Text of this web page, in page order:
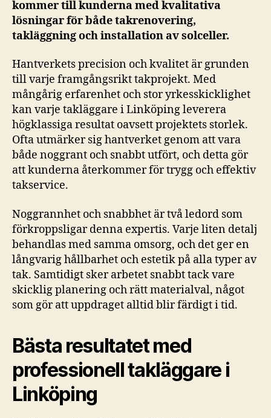
kommer till kunderna med kvalitativa
lösningar för både takrenovering,
takläggning och installation av solceller.
Hantverkets precision och kvalitet är grunden
till varje framgångsrikt takprojekt. Med
mångårig erfarenhet och stor yrkesskicklighet
kan varje takläggare i Linköping leverera
högklassiga resultat oavsett projektets storlek.
Ofta utmärker sig hantverket genom att vara
både noggrant och snabbt utfört, och detta gör
att kunderna återkommer för trygg och effektiv
takservice.
Noggrannhet och snabbhet är två ledord som
förkroppsligar denna expertis. Varje liten detalj
behandlas med samma omsorg, och det ger en
långvarig hållbarhet och estetik på alla typer av
tak. Samtidigt sker arbetet snabbt tack vare
skicklig planering och rätt materialval, något
som gör att uppdraget alltid blir färdigt i tid.
Bästa resultatet med
professionell takläggare i
Linköping